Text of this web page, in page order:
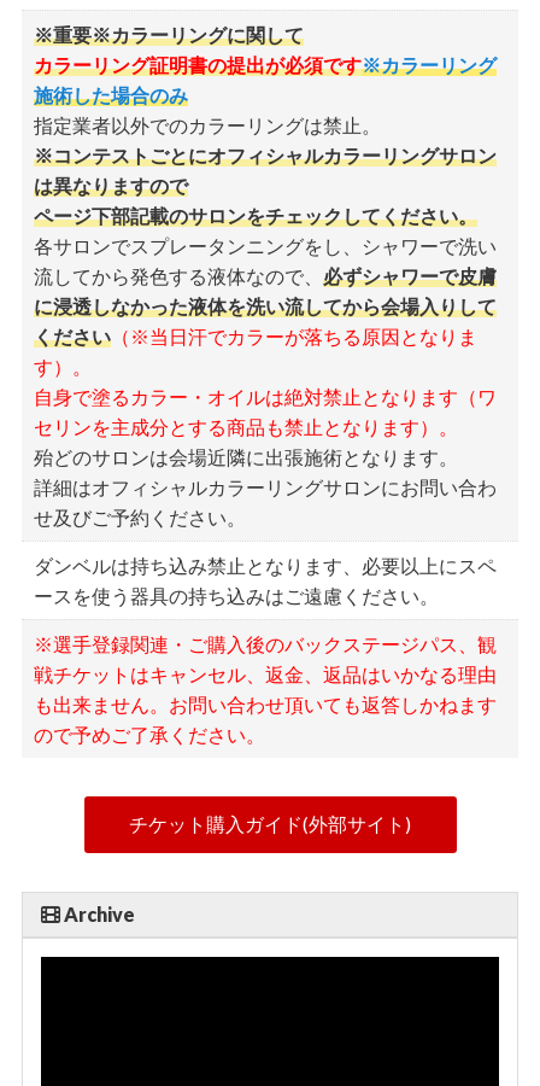
※重要※カラーリングに関して
カラーリング証明書の提出が必須です※カラーリング
施術した場合のみ
指定業者以外でのカラーリングは禁止。
※コンテストごとにオフィシャルカラーリングサロン
は異なりますので
ページ下部記載のサロンをチェックしてください。
各サロンでスプレータンニングをし、シャワーで洗い
流してから発色する液体なので、 必ずシャワーで皮膚
に浸透しなかった液体を洗い流してから会場入りして
ください（※当日汗でカラーが落ちる原因となりま
す）。
自身で塗るカラー・オイルは絶対禁止となります（ワ
セリンを主成分とする商品も禁止となります）。
殆どのサロンは会場近隣に出張施術となります。
詳細はオフィシャルカラーリングサロンにお問い合わ
せ及びご予約ください。
ダンベルは持ち込み禁止となります、必要以上にスペ
ースを使う器具の持ち込みはご遠慮ください。
※選手登録関連・ご購入後のバックステージパス、観
戦チケットはキャンセル、返金、返品はいかなる理由
も出来ません。お問い合わせ頂いても返答しかねます
ので予めご了承ください。
チケット購入ガイド(外部サイト)
Archive